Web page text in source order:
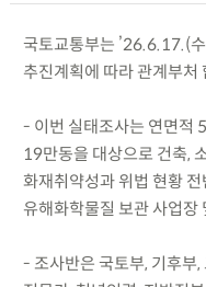
국토교통부는 ’26.6.17.(
추진계획에 따라 관계부처
- 이번 실태조사는 연면적
19만동을 대상으로 건축,
화재취약성과 위법 현황
유해화학물질 보관 사업장
- 조사반은 국토부, 기후부